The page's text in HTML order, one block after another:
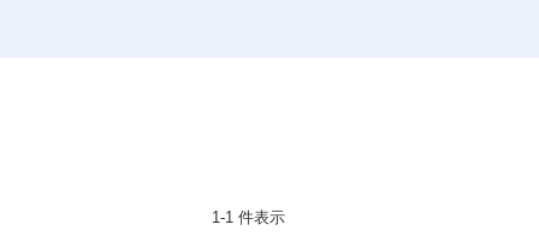
1-1 件表示